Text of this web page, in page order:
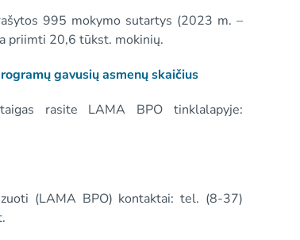
995 mokymo sutartys (2023 m. –
priimti 20,6 tūkst. mokinių.
gavusių asmenų skaičius
rasite LAMA BPO tinklalapyje:
(LAMA BPO) kontaktai: tel. (8-37)
.